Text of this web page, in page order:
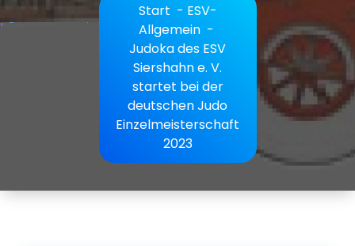
Start - ESV-
Allgemein-
Judoka des ESV
Siershahn e. V.
startet bei der
deutschen Judo
Einzelmeisterschaft
2023